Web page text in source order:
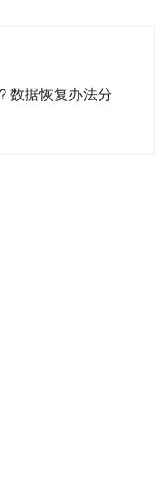
数据恢复办法分